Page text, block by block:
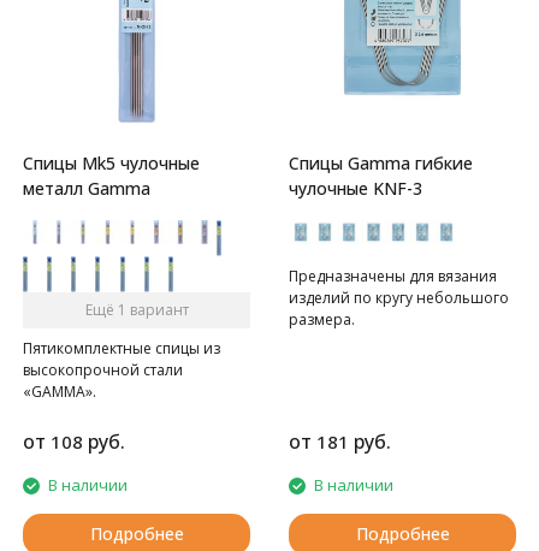
Спицы Mk5 чулочные
металл Gamma
Ещё 1 вариант
Пятикомплектные спицы из
высокопрочной стали
«GAMMA».
от 108 руб.
В наличии
Подробнее
Спицы Gamma гибкие
чулочные KNF-3
Предназначены для вязания
изделий по кругу небольшого
размера.
от 181 руб.
В наличии
Подробнее